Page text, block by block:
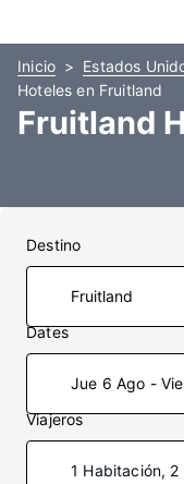
Inicio Estados
Hoteles en Fruitland
Fruitland
Destino
Dates
Jue 6 Ago -
Viajeros
1 Habitación,